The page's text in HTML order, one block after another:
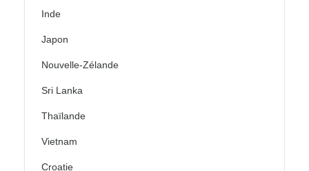
Inde
Japon
Nouvelle-Zélande
Sri Lanka
Thaïlande
Vietnam
Croatie